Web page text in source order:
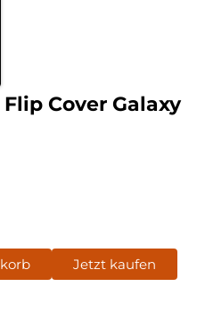
Cover Galaxy
Jetzt kaufen